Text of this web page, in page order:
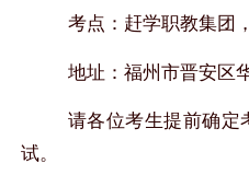
考点：赶学职教集团
地址：福州市晋安区
请各位考生提前确定
试。